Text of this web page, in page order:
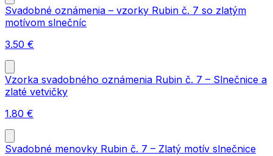
Svadobné oznámenia – vzorky Rubin č. 7 so zlatým
motívom slnečníc
3.50 €
Vzorka svadobného oznámenia Rubin č. 7 – Slnečnice a
zlaté vetvičky
1.80 €
Svadobné menovky Rubin č. 7 – Zlatý motív slnečnice